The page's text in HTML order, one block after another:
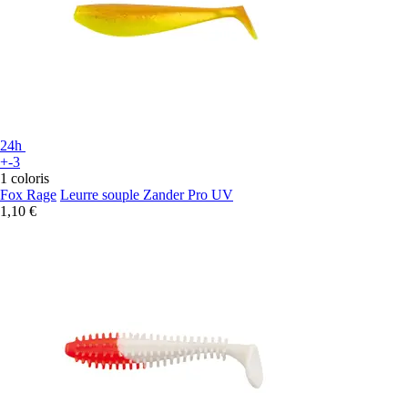
24h
+-3
1 coloris
Fox Rage Leurre souple Zander Pro UV
1,10 €